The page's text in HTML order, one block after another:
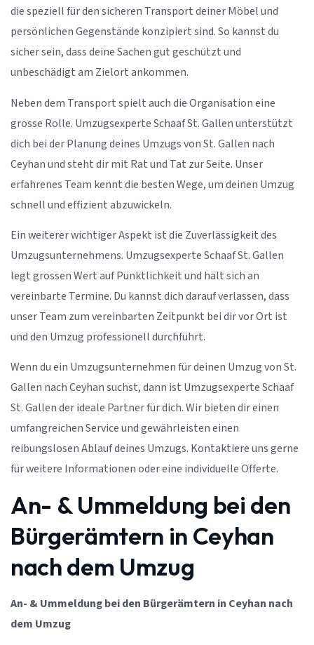
die speziell für den sicheren Transport deiner Möbel und
persönlichen Gegenstände konzipiert sind. So kannst du
sicher sein, dass deine Sachen gut geschützt und
unbeschädigt am Zielort ankommen.
Neben dem Transport spielt auch die Organisation eine
grosse Rolle. Umzugsexperte Schaaf St. Gallen unterstützt
dich bei der Planung deines Umzugs von St. Gallen nach
Ceyhan und steht dir mit Rat und Tat zur Seite. Unser
erfahrenes Team kennt die besten Wege, um deinen Umzug
schnell und effizient abzuwickeln.
Ein weiterer wichtiger Aspekt ist die Zuverlässigkeit des
Umzugsunternehmens. Umzugsexperte Schaaf St. Gallen
legt grossen Wert auf Pünktlichkeit und hält sich an
vereinbarte Termine. Du kannst dich darauf verlassen, dass
unser Team zum vereinbarten Zeitpunkt bei dir vor Ort ist
und den Umzug professionell durchführt.
Wenn du ein Umzugsunternehmen für deinen Umzug von St.
Gallen nach Ceyhan suchst, dann ist Umzugsexperte Schaaf
St. Gallen der ideale Partner für dich. Wir bieten dir einen
umfangreichen Service und gewährleisten einen
reibungslosen Ablauf deines Umzugs. Kontaktiere uns gerne
für weitere Informationen oder eine individuelle Offerte.
An- & Ummeldung bei den
Bürgerämtern in Ceyhan
nach dem Umzug
An- & Ummeldung bei den Bürgerämtern in Ceyhan nach
dem Umzug